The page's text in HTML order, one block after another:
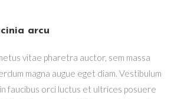
arcu
vitae pharetra auctor, sem massa
magna augue eget diam. Vestibulum
faucibus orci luctus et ultrices posuere